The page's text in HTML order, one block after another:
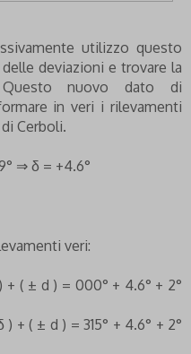
utilizzo questo
deviazioni e trovare la
Questo nuovo dato di
in veri i rilevamenti
Cerboli.
⇒ δ = +4.6°
veri:
+ ( ± d ) = 000° + 4.6° + 2°
+ ( ± d ) = 315° + 4.6° + 2°